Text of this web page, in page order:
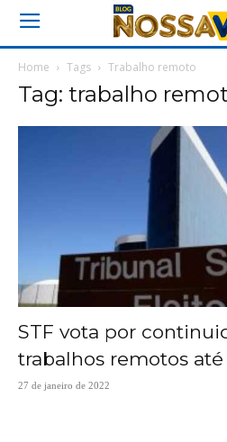
Home Tags Trabalho remoto
Tag: trabalho
STF vota por
trabalhos remotos
27 de janeiro de 2022